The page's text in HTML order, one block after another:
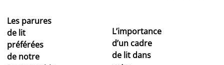
Les parures
de lit
préférées
de notre
L’importance
d’un cadre
de lit dans